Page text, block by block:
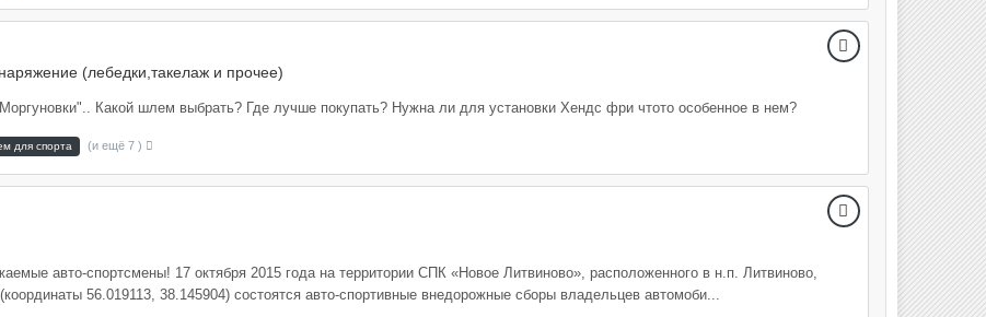
(лебедки,такелаж и прочее)
Какой шлем выбрать? Где лучше покупать? Нужна ли для установки Хендс фри чтото особенное в нем?
для спорта (и ещё 7 )
авто-спортсмены! 17 октября 2015 года на территории СПК «Новое Литвиново», расположенного в н.п. Литвиново,
56.019113, 38.145904) состоятся авто-спортивные внедорожные сборы владельцев автомоби...